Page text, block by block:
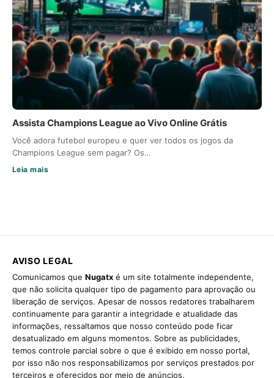
Assista Champions League ao Vivo Online Grátis
Você adora futebol europeu e quer ver todos os jogos da
Champions League sem pagar? Os…
Leia mais
AVISO LEGAL
Comunicamos que Nugatx é um site totalmente independente,
que não solicita qualquer tipo de pagamento para aprovação ou
liberação de serviços. Apesar de nossos redatores trabalharem
continuamente para garantir a integridade e atualidade das
informações, ressaltamos que nosso conteúdo pode ficar
desatualizado em alguns momentos. Sobre as publicidades,
temos controle parcial sobre o que é exibido em nosso portal,
por isso não nos responsabilizamos por serviços prestados por
terceiros e oferecidos por meio de anúncios.